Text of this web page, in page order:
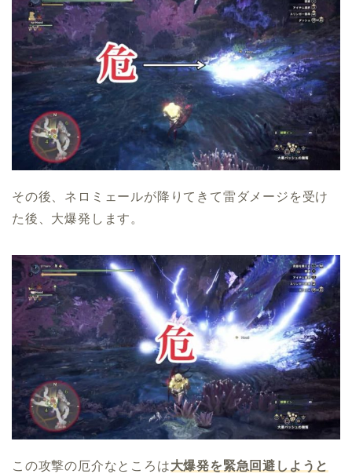
その後、ネロミェールが降りてきて雷ダメージを受け
た後、大爆発します。
この攻撃の厄介なところは大爆発を緊急回避しようと